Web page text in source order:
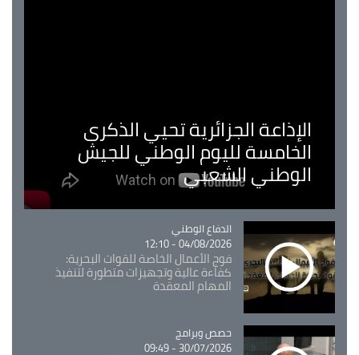
الإذاعة الجزائرية تحيي الذكرى
الخامسة لليوم الوطني للجيش
الوطني الشعبي
Catégorie
الدفاع الوطني
04/08/2026 - 12:10
فوج الأعمال الخاصة للقوات البحرية:
كفاءة عالية وتجهيزات متطورة لتنفيذ
المهام المعقدة
Catégorie
حصص وبرامج
30/07/2026 - 09:49